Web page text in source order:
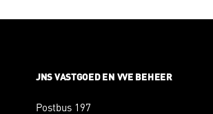
JNS VASTGOED EN VVE BEHEER
Postbus 197